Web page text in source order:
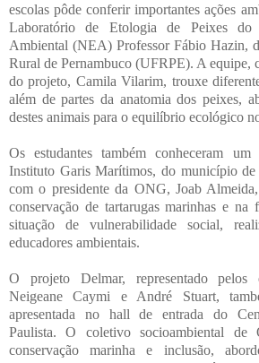
escolas pôde conferir importantes ações
Laboratório de Etologia de Peixes do
Ambiental (NEA) Professor Fábio Hazin,
Rural de Pernambuco (UFRPE). A equipe,
do projeto, Camila Vilarim, trouxe
além de partes da anatomia dos peixes,
destes animais para o equilíbrio ecológico
Os estudantes também conheceram
Instituto Garis Marítimos, do município de
com o presidente da ONG, Joab
conservação de tartarugas marinhas e na
situação de vulnerabilidade social,
educadores ambientais.
O projeto Delmar, representado pelos
Neigeane Caymi e André Stuart,
apresentada no hall de entrada do
Paulista. O coletivo socioambiental
conservação marinha e inclusão,